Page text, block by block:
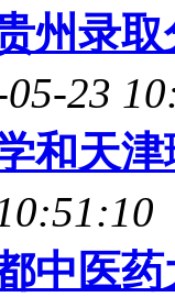
州录
23
和天
中医